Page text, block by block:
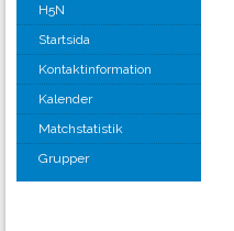
H5N
Startsida
Kontaktinformation
Kalender
Matchstatistik
Grupper